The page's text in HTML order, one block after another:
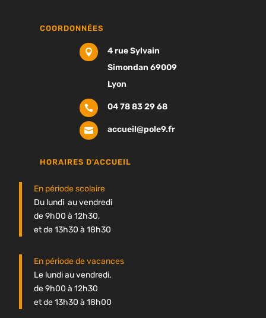
COORDONNÉES

4 rue Sylvain
Simondan 69009
Lyon
 04 78 83 29 68
 accueil@pole9.fr
HORAIRES D'ACCUEIL
En période scolaire
Du lundi au vendredi
de 9h00 à 12h30,
et de 13h30 à 18h30
En période de vacances
Le lundi au vendredi,
de 9h00 à 12h30
et de 13h30 à 18h00